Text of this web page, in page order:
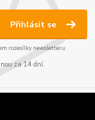
Přihlásit se
rozesílky newsletteru.
za 14 dní.